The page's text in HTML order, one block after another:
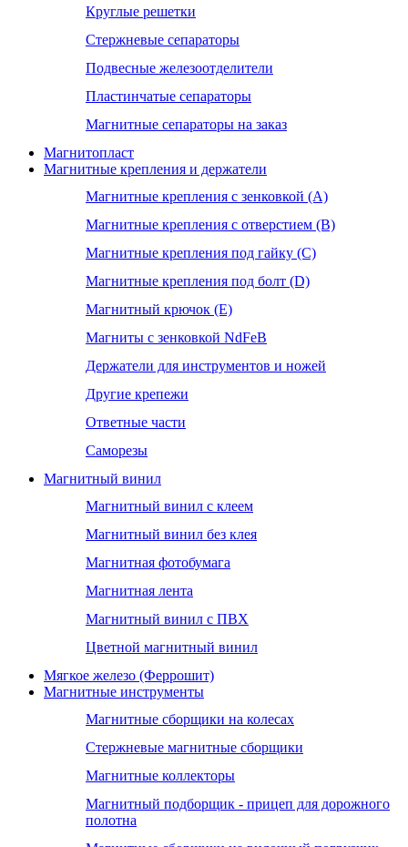
Круглые решетки
Стержневые сепараторы
Подвесные железоотделители
Пластинчатые сепараторы
Магнитные сепараторы на заказ
Магнитопласт
Магнитные крепления и держатели
Магнитные крепления с зенковкой (А)
Магнитные крепления с отверстием (В)
Магнитные крепления под гайку (С)
Магнитные крепления под болт (D)
Магнитный крючок (Е)
Магниты с зенковкой NdFeB
Держатели для инструментов и ножей
Другие крепежи
Ответные части
Саморезы
Магнитный винил
Магнитный винил с клеем
Магнитный винил без клея
Магнитная фотобумага
Магнитная лента
Магнитный винил с ПВХ
Цветной магнитный винил
Мягкое железо (Феррошит)
Магнитные инструменты
Магнитные сборщики на колесах
Стержневые магнитные сборщики
Магнитные коллекторы
Магнитный подборщик - прицеп для дорожного
полотна